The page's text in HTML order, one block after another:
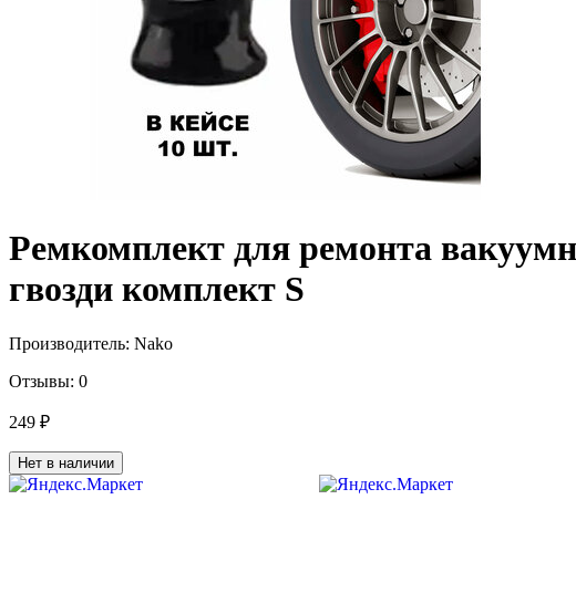
Ремкомплект для ремонта
гвозди комплект S
Производитель: Nako
Отзывы: 0
249 ₽
Нет в наличии